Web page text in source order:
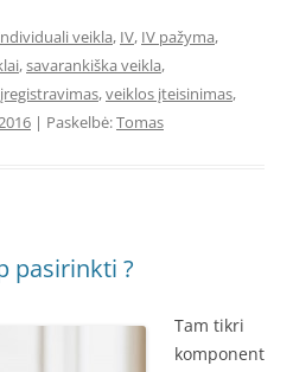
veikla, IV, IV pažyma,
,savarankiška veikla,
,veiklos įteisinimas,
| Paskelbė:Tomas
pasirinkti ?
Tam tikri
komponent